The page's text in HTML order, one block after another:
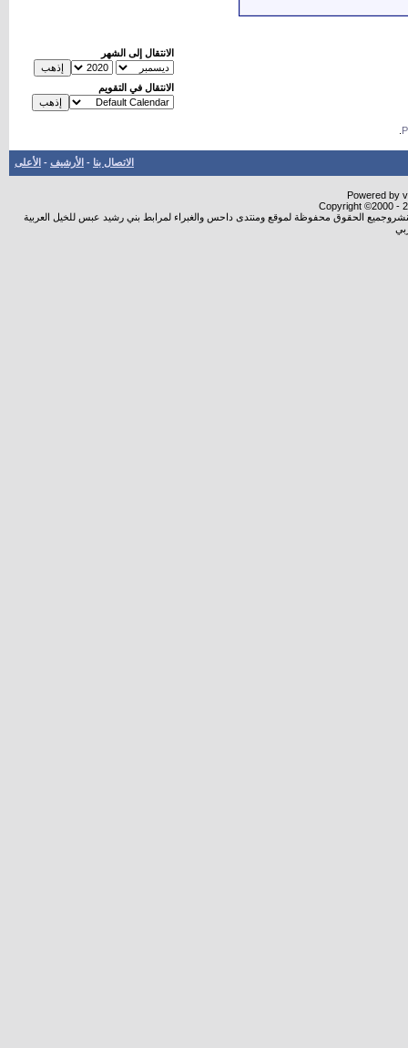
الانتقال إلى الشهر
الانتقال في التقويم
الاتصال بنا - الأرشيف - الأعلى
Powered by
Copyright ©2000 -
الحقوق محفوظة لموقع ومنتدى داحس والغبراء لمرابط بني رشيد عبس للخيل العربية